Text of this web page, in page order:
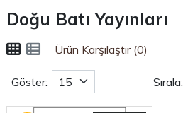
Doğu Batı Yayınları
Ürün Karşılaştır (0)
Göster: Sırala: